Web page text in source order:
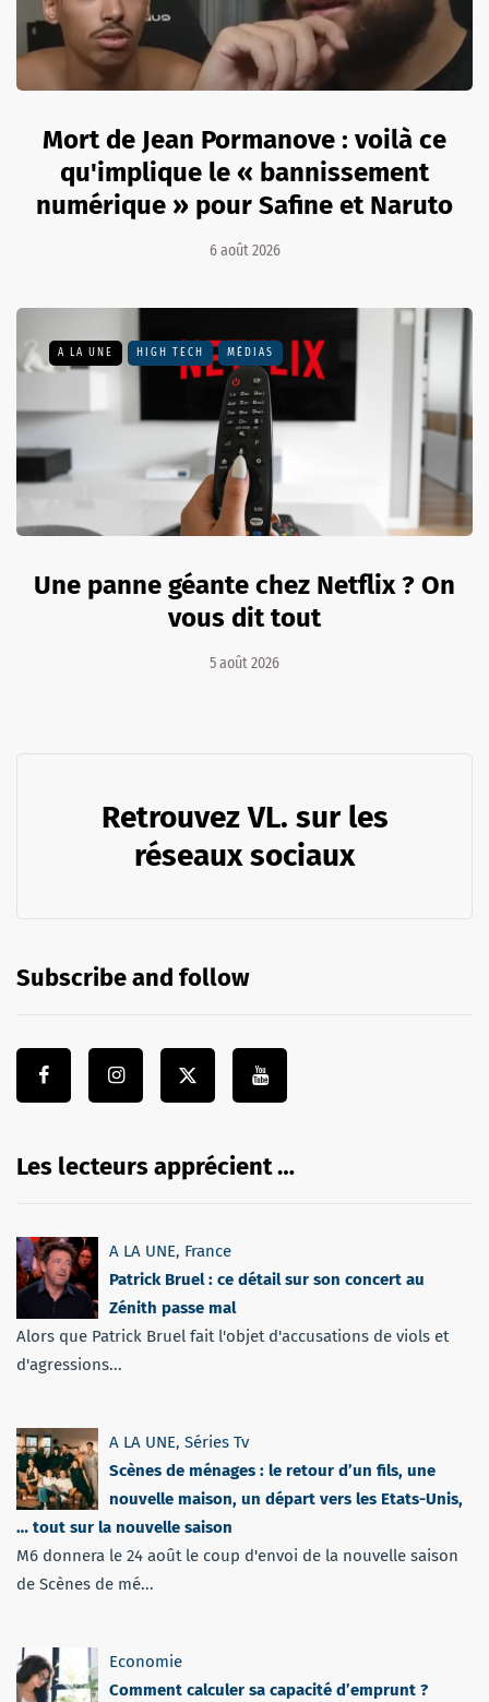
Mort de Jean Pormanove : voilà ce
qu'implique le « bannissement
numérique » pour Safine et Naruto
6 août 2026
A LA UNE HIGH TECH MÉDIAS
Une panne géante chez Netflix ? On
vous dit tout
5 août 2026
Retrouvez VL. sur les
réseaux sociaux
Subscribe and follow
Les lecteurs apprécient …
A LA UNE, France
Patrick Bruel : ce détail sur son concert au
Zénith passe mal
Alors que Patrick Bruel fait l'objet d'accusations de viols et
d'agressions...
A LA UNE, Séries Tv
Scènes de ménages : le retour d’un fils, une
nouvelle maison, un départ vers les Etats-Unis,
… tout sur la nouvelle saison
M6 donnera le 24 août le coup d'envoi de la nouvelle saison
de Scènes de mé...
Economie
Comment calculer sa capacité d’emprunt ?